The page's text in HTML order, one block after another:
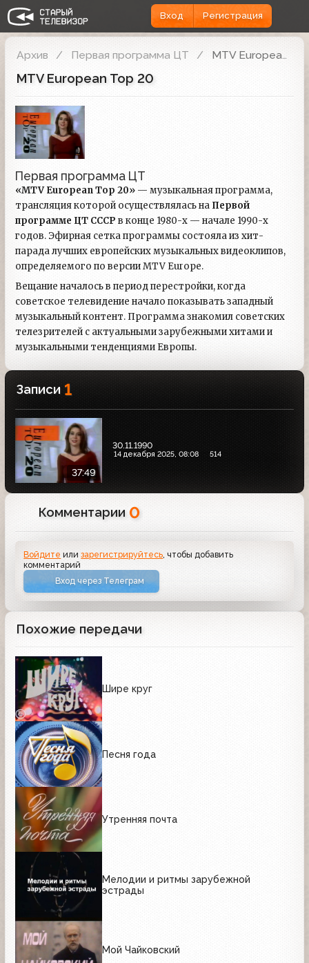
Вход Регистрация
Архив Первая программа ЦТ MTV European Top 20
MTV European Top 20
Первая программа ЦТ
«MTV European Top 20» — музыкальная программа,
трансляция которой осуществлялась на Первой
программе ЦТ СССР в конце 1980-х — начале 1990-х
годов. Эфирная сетка программы состояла из хит-
парада лучших европейских музыкальных видеоклипов,
определяемого по версии MTV Europe.
Вещание началось в период перестройки, когда
советское телевидение начало показывать западный
музыкальный контент. Программа знакомил советских
телезрителей с актуальными зарубежными хитами и
музыкальными тенденциями Европы.
Записи 1
37:49
30.11.1990
14 декабря 2025, 08:08 514
Комментарии 0
Войдите илизарегистрируйтесь, чтобы добавить
комментарий
Вход через Телеграм
Похожие передачи
Шире круг
Песня года
Утренняя почта
Мелодии и ритмы зарубежной
эстрады
Мой Чайковский